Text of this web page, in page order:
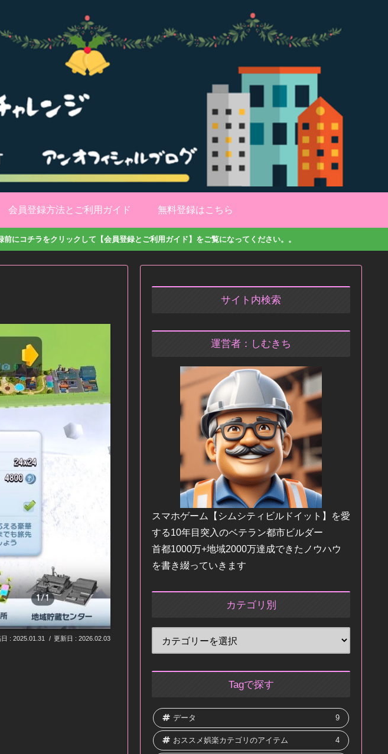
会員登録方法とご利用ガイド 無料登録はこちら
にコチラをクリックして【会員登録とご利用ガイド】をご覧になってください。。
2025.01.31 2026.02.03
サイト内検索
運営者：しむきち
スマホゲーム【シムシティビルドイット】を愛
する10年目突入のベテラン都市ビルダー
首都1000万+地域2000万達成できたノウハウ
を書き綴っていきます
カテゴリ別
Tagで探す
データ 9
おススメ娯楽カテゴリのアイテム 4